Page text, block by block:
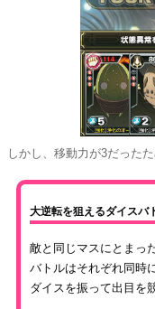
しかし、移動力が3だった
大逆転を狙えるダイスバ
敵と同じマスにとまっ
バトルはそれぞれ同時
ダイスを振って出目を